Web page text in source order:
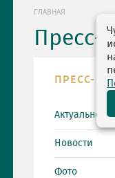
ГЛАВНАЯ
Пресс-
ПРЕСС-
Актуально
Новости
Фото